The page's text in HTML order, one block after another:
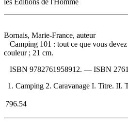
Bornais, Marie-France, auteur
Camping 101 : tout ce que vous
couleur ; 21 cm.
ISBN 9782761958912. — ISBN
1. Camping 2. Caravanage I. Titre. II.
796.54